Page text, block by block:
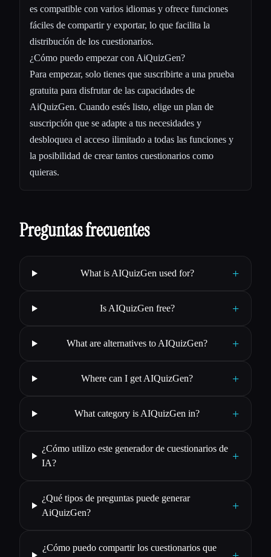
es compatible con varios idiomas y ofrece funciones
fáciles de compartir y exportar, lo que facilita la
distribución de los cuestionarios.
¿Cómo puedo empezar con AiQuizGen?
Para empezar, solo tienes que suscribirte a una prueba
gratuita para disfrutar de las capacidades de
AiQuizGen. Cuando estés listo, elige un plan de
suscripción que se adapte a tus necesidades y
desbloquea el acceso ilimitado a todas las funciones y
la posibilidad de crear tantos cuestionarios como
quieras.
Preguntas frecuentes
What is AIQuizGen used for? +
Is AIQuizGen free? +
What are alternatives to AIQuizGen? +
Where can I get AIQuizGen? +
What category is AIQuizGen in? +
¿Cómo utilizo este generador de cuestionarios de
IA?
+
¿Qué tipos de preguntas puede generar
AiQuizGen?
+
¿Cómo puedo compartir los cuestionarios que